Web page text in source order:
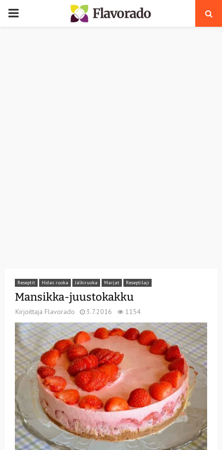
PRIMARY
Reseptit Hidas ruoka Jälkiruoka Marjat Reseptilaji
Mansikka-juustokakku
Kirjoittaja Flavorado 3.7.2016 1154